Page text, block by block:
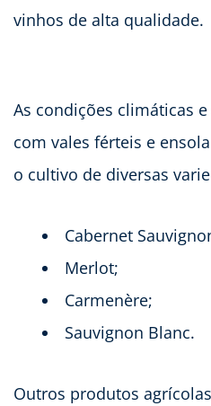
vinhos de alta qualidade.
As condições climáticas
com vales férteis e
o cultivo de diversas
Cabernet
Merlot;
Carmenère;
Sauvignon Blanc.
Outros produtos